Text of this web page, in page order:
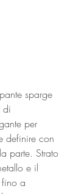
sparge
di
per
definire con
parte. Strato
e il
a